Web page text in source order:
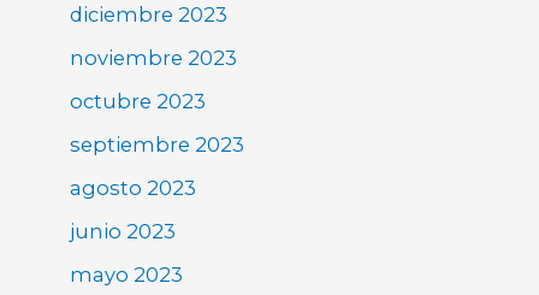
diciembre 2023
noviembre 2023
octubre 2023
septiembre 2023
agosto 2023
junio 2023
mayo 2023